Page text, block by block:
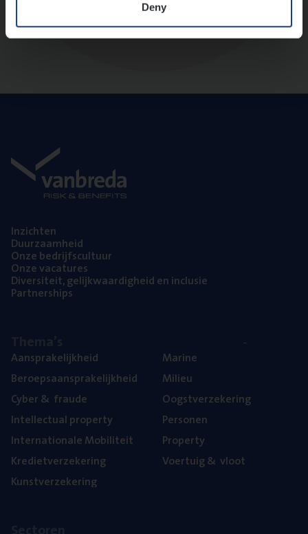
Deny
Inzich­ten
Duur­zaam­heid
Onze bedrijfs­cul­tuur
Onze vaca­tu­res
Diver­si­teit, gelijk­waar­dig­heid en inclusie
Part­ner­ships
Aan­spra­ke­lijk­heid
Beroeps­aan­spra­ke­lijk­heid
Cyber& fraude
Intel­lec­tu­al property
Inter­na­ti­o­na­le Mobiliteit
Kre­diet­ver­ze­ke­ring
Kunst­ver­ze­ke­ring
Mari­ne
Mili­eu
Oogst­ver­ze­ke­ring
Per­so­nen
Pro­per­ty
Voer­tuig& vloot